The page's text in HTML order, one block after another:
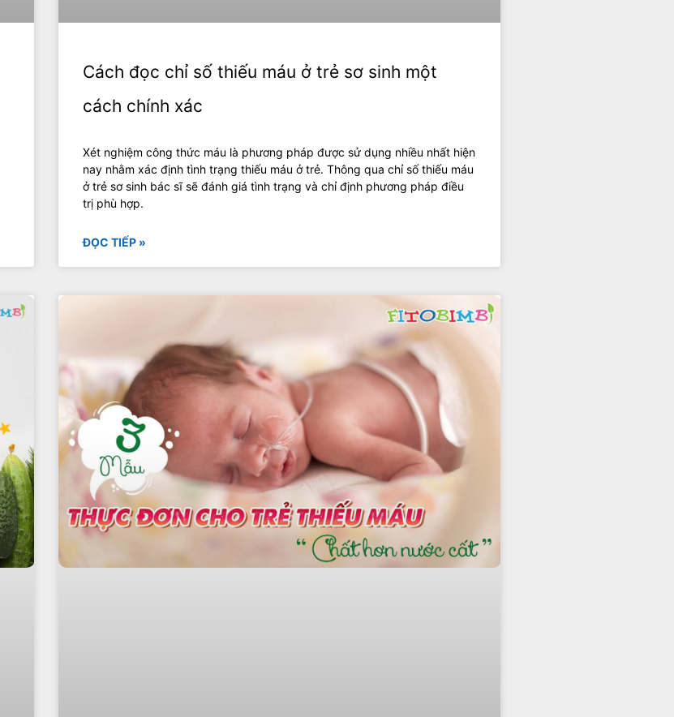
Cách đọc chỉ số thiếu máu ở trẻ sơ sinh một
cách chính xác
Xét nghiệm công thức máu là phương pháp được sử dụng nhiều nhất hiện
nay nhằm xác định tình trạng thiếu máu ở trẻ. Thông qua chỉ số thiếu máu
ở trẻ sơ sinh bác sĩ sẽ đánh giá tình trạng và chỉ định phương pháp điều
trị phù hợp.
ĐỌC TIẾP »